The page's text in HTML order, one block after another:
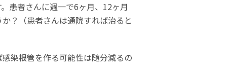
患者さんに週一で6ヶ月、12ヶ月
？（患者さんは通院すれば治ると
染根管を作る可能性は随分減るの